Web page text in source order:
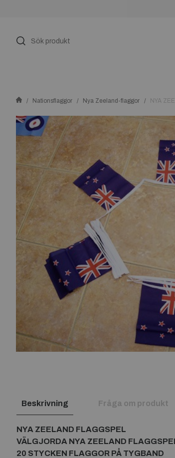
Nationsflaggor Nya Zeeland-flaggor NYA
Beskrivning Fråga om produkt
NYA ZEELAND FLAGGSPEL
VÄLGJORDA NYA ZEELAND
20 STYCKEN FLAGGOR PÅ TYGBAND